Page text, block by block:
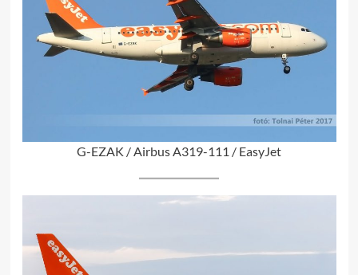
G-EZAK / Airbus A319-111 / EasyJet